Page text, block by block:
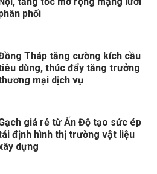
phối
Tháp tăng cường kích cầu
dùng, thúc đẩy tăng trưởng
mại dịch vụ
giá rẻ từ Ấn Độ tạo sức ép
định hình thị trường vật liệu
dựng